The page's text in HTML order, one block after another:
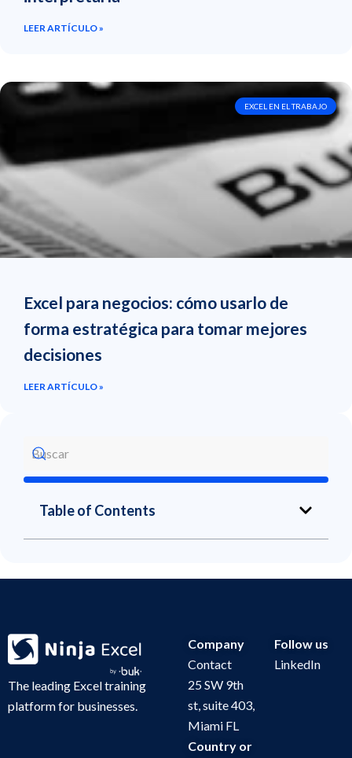
LEER ARTÍCULO »
EXCEL EN EL TRABAJO
Excel para negocios: cómo usarlo de
forma estratégica para tomar mejores
decisiones
LEER ARTÍCULO »
Table of Contents
The leading Excel training
platform for businesses.
Company
Contact
25 SW 9th
st, suite 403,
Miami FL
Country or
Follow us
LinkedIn